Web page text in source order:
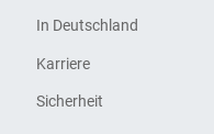
In Deutschland
Karriere
Sicherheit